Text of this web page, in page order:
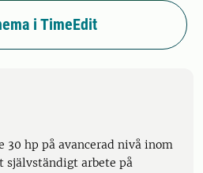
i TimeEdit
30 hp på avancerad nivå inom
självständigt arbete på